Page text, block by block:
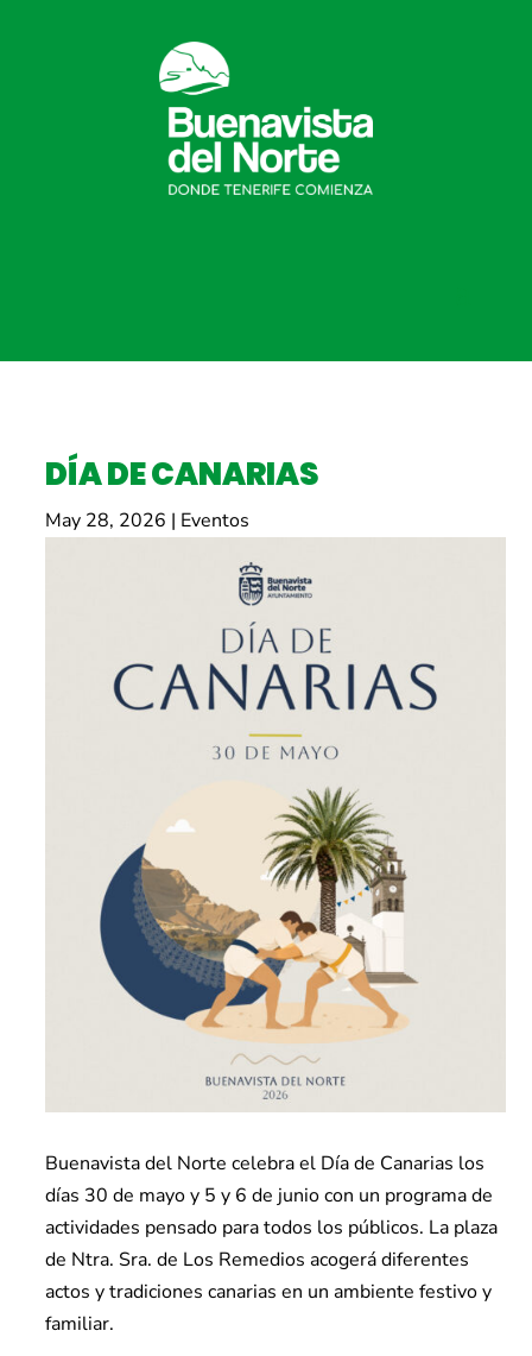
DÍA DE CANARIAS
May 28, 2026 | Eventos
Buenavista del Norte celebra el Día de Canarias los
días 30 de mayo y 5 y 6 de junio con un programa de
actividades pensado para todos los públicos. La plaza
de Ntra. Sra. de Los Remedios acogerá diferentes
actos y tradiciones canarias en un ambiente festivo y
familiar.